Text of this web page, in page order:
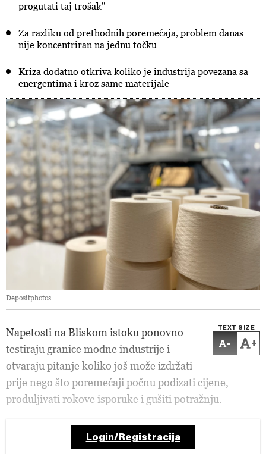
progutati taj trošak"
Za razliku od prethodnih poremećaja, problem danas
nije koncentriran na jednu točku
Kriza dodatno otkriva koliko je industrija povezana sa
energentima i kroz same materijale
Depositphotos
TEXT SIZE
- +
Napetosti na Bliskom istoku ponovno
testiraju granice modne industrije i
otvaraju pitanje koliko još može izdržati
prije nego što poremećaji počnu podizati cijene,
produljivati rokove isporuke i gušiti potražnju.
Login/Registracija